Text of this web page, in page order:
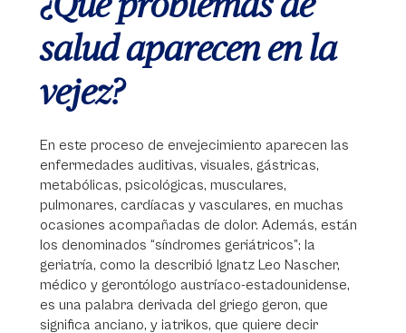
salud aparecen en la
vejez?
En este proceso de envejecimiento aparecen las
enfermedades auditivas, visuales, gástricas,
metabólicas, psicológicas, musculares,
pulmonares, cardíacas y vasculares, en muchas
ocasiones acompañadas de dolor. Además, están
los denominados “síndromes geriátricos”; la
geriatría, como la describió Ignatz Leo Nascher,
médico y gerontólogo austríaco-estadounidense,
es una palabra derivada del griego geron, que
significa anciano, y iatrikos, que quiere decir